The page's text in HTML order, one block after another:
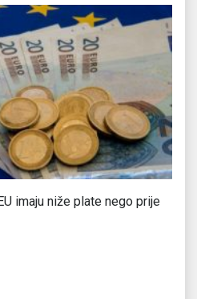
imaju niže plate nego prije